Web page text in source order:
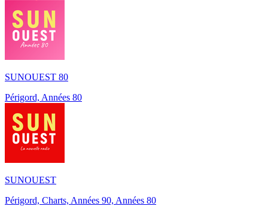
SUNOUEST 80
Périgord, Années 80
SUNOUEST
Périgord, Charts, Années 90, Années 80